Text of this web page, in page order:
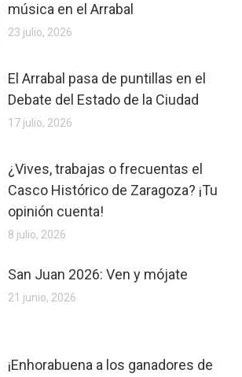
música en el Arrabal
23 julio, 2026
El Arrabal pasa de puntillas en el
Debate del Estado de la Ciudad
17 julio, 2026
¿Vives, trabajas o frecuentas el
Casco Histórico de Zaragoza? ¡Tu
opinión cuenta!
8 julio, 2026
San Juan 2026: Ven y mójate
21 junio, 2026
¡Enhorabuena a los ganadores de